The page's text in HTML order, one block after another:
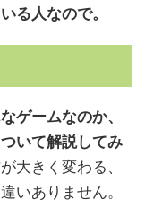
る人なので。
ゲームなのか、
いて解説してみ
大きく変わる、
いありません。